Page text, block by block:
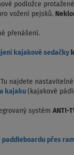
podložce
vožení pejsků.
přenášení.
kajakové sedačky
najdete nastavitelné
kajaku (kajakové
systém ANTI-
paddleboardu přes